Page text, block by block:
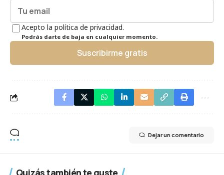
Acepto la política de privacidad.
Podrás darte de baja en cualquier momento.
Suscribirme gratis
Dejar un comentario
Quizás también te guste